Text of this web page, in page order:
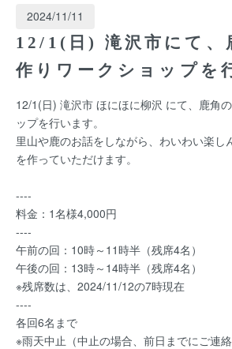
2024/11/11
12/1(日) 滝沢市にて、
作りワークショップを
12/1(日) 滝沢市 ほにほに柳沢 にて、鹿角
ップを行います。
里山や鹿のお話をしながら、わいわい楽し
を作っていただけます。
----
料金：1名様4,000円
----
午前の回：10時～11時半（残席4名）
午後の回：13時～14時半（残席4名）
※残席数は、2024/11/12の7時現在
----
各回6名まで
※雨天中止（中止の場合、前日までにご連絡